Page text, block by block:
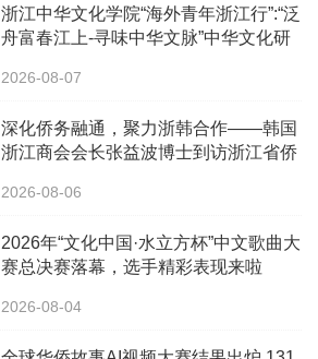
浙江中华文化学院“海外青年浙江行”:“泛
舟富春江上-寻味中华文脉”中华文化研
2026-08-07
深化侨务融通，聚力浙韩合作——韩国
浙江商会会长张益波博士到访浙江省侨
2026-08-06
2026年“文化中国·水立方杯”中文歌曲大
赛总决赛落幕，选手精彩表现来啦
2026-08-04